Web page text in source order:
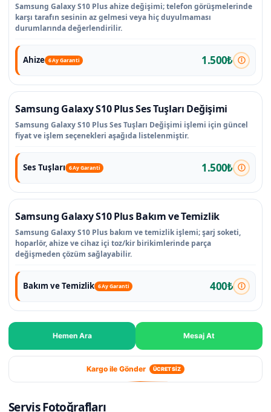
Samsung Galaxy S10 Plus ahize değişimi; telefon görüşmelerinde
karşı tarafın sesinin az gelmesi veya hiç duyulmaması
durumlarında değerlendirilir.
Ahize 6 Ay Garanti 1.500₺
Samsung Galaxy S10 Plus Ses Tuşları Değişimi
Samsung Galaxy S10 Plus Ses Tuşları Değişimi işlemi için güncel
fiyat ve işlem seçenekleri aşağıda listelenmiştir.
Ses Tuşları 6 Ay Garanti 1.500₺
Samsung Galaxy S10 Plus Bakım ve Temizlik
Samsung Galaxy S10 Plus bakım ve temizlik işlemi; şarj soketi,
hoparlör, ahize ve cihaz içi toz/kir birikimlerinde parça
değişmeden çözüm sağlayabilir.
Bakım ve Temizlik 6 Ay Garanti 400₺
Hemen Ara Mesaj At
Kargo ile Gönder ÜCRETSİZ
Servis Fotoğrafları